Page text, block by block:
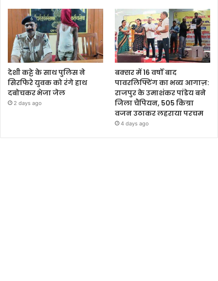
देशी कट्टे के साथ पुलिस ने
सिरफिरे युवक को रंगे हाथ
दबोचकर भेजा जेल
2 days ago
बक्सर में 16 वर्षों बाद
पावरलिफ्टिंग का भव्य आगाज़:
राजपुर के उमाशंकर पांडेय बने
जिला चैंपियन, 505 किग्रा
वजन उठाकर लहराया परचम
4 days ago